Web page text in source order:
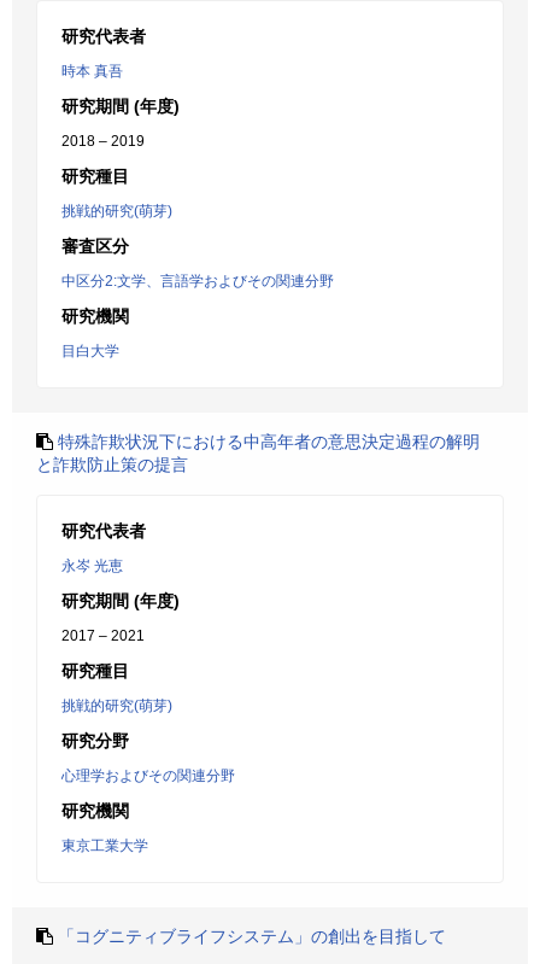
研究代表者
時本 真吾
研究期間 (年度)
2018 – 2019
研究種目
挑戦的研究(萌芽)
審査区分
中区分2:文学、言語学およびその関連分野
研究機関
目白大学
特殊詐欺状況下における中高年者の意思決定過程の解明
と詐欺防止策の提言
研究代表者
永岑 光恵
研究期間 (年度)
2017 – 2021
研究種目
挑戦的研究(萌芽)
研究分野
心理学およびその関連分野
研究機関
東京工業大学
「コグニティブライフシステム」の創出を目指して